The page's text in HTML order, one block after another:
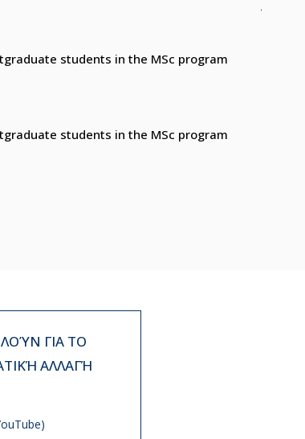
students in the MSc program
students in the MSc program
ΓΙΑ ΤΟ
ΑΛΛΑΓΉ